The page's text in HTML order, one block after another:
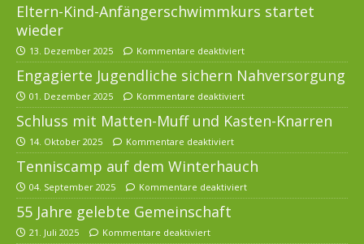
Eltern-Kind-Anfängerschwimmkurs startet
wieder
13. Dezember 2025 Kommentare deaktiviert
Engagierte Jugendliche sichern Nahversorgung
01. Dezember 2025 Kommentare deaktiviert
Schluss mit Matten-Muff und Kasten-Knarren
14. Oktober 2025 Kommentare deaktiviert
Tenniscamp auf dem Winterhauch
04. September 2025 Kommentare deaktiviert
55 Jahre gelebte Gemeinschaft
21. Juli 2025 Kommentare deaktiviert